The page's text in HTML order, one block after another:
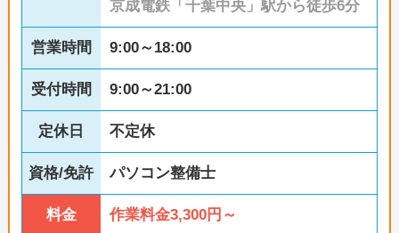
京成電鉄「千葉中央」駅から徒歩6分
営業時間 9:00～18:00
受付時間 9:00～21:00
定休日 不定休
資格/免許 パソコン整備士
料金 作業料金3,300円～